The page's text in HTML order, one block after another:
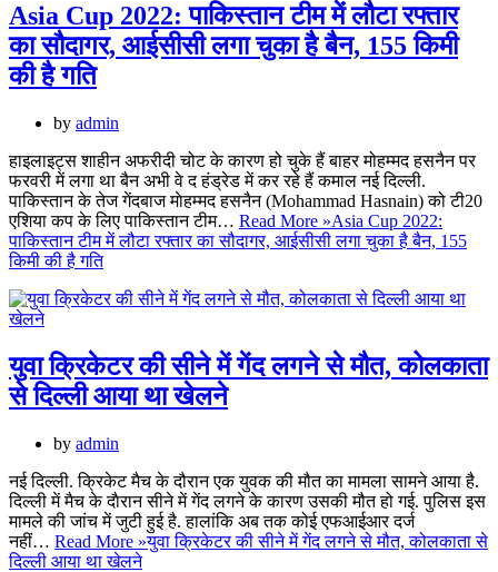
Asia Cup 2022: पाकिस्तान टीम में लौटा रफ्तार
का सौदागर, आईसीसी लगा चुका है बैन, 155 किमी
की है गति
by admin
हाइलाइट्स शाहीन अफरीदी चोट के कारण हो चुके हैं बाहर मोहम्मद हसनैन पर
फरवरी में लगा था बैन अभी वे द हंड्रेड में कर रहे हैं कमाल नई दिल्ली.
पाकिस्तान के तेज गेंदबाज माेहम्मद हसनैन (Mohammad Hasnain) को टी20
एशिया कप के लिए पाकिस्तान टीम… Read More »Asia Cup 2022:
पाकिस्तान टीम में लौटा रफ्तार का सौदागर, आईसीसी लगा चुका है बैन, 155
किमी की है गति
युवा क्रिकेटर की सीने में गेंद लगने से मौत, कोलकाता
से दिल्ली आया था खेलने
by admin
नई दिल्ली. क्रिकेट मैच के दौरान एक युवक की मौत का मामला सामने आया है.
दिल्ली में मैच के दाैरान सीने में गेंद लगने के कारण उसकी मौत हो गई. पुलिस इस
मामले की जांच में जुटी हुई है. हालांकि अब तक कोई एफआईआर दर्ज
नहीं… Read More »युवा क्रिकेटर की सीने में गेंद लगने से मौत, कोलकाता से
दिल्ली आया था खेलने